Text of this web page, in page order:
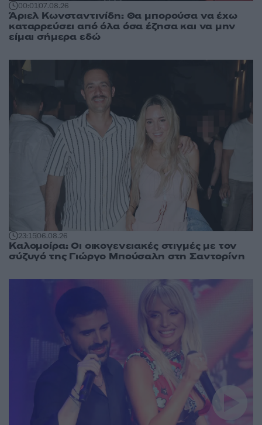
00:0107.08.26
Άριελ Κωνσταντινίδη: Θα μπορούσα να έχω
καταρρεύσει από όλα όσα έζησα και να μην
είμαι σήμερα εδώ
23:1506.08.26
Καλομοίρα: Οι οικογενειακές στιγμές με τον
σύζυγό της Γιώργο Μπούσαλη στη Σαντορίνη